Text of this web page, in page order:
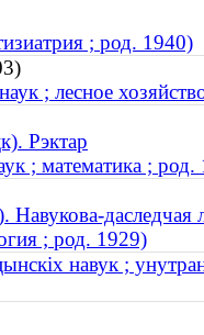
; род. 1940)
; лесное
Рэктар
; математика ; род.
даследчая
; род. 1929)
навук ;